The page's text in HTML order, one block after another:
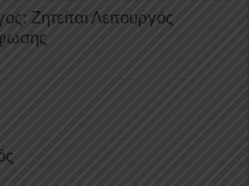
Ζητείται Λειτουργός